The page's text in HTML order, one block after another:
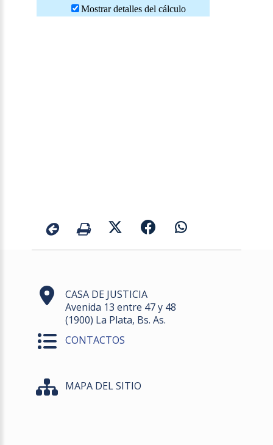
CASA DE JUSTICIA
Avenida 13 entre 47 y 48
(1900) La Plata, Bs. As.
CONTACTOS
MAPA DEL SITIO